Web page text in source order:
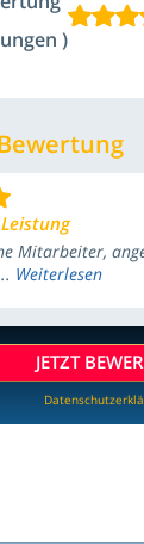
)
Mitarbeiter,
Weiterlesen
JETZT